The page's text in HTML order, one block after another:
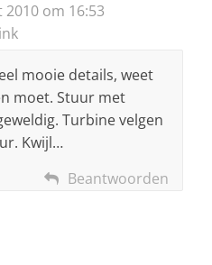
2010 om 16:53
mooie details, weet
moet. Stuur met
Turbine velgen
Kwijl…
Beantwoorden